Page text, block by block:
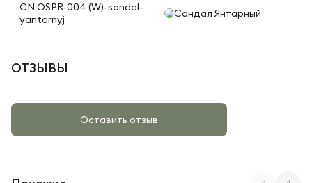
CN.OSPR-004 (W)-sandal-
yantarnyj
Сандал Янтарный
ОТЗЫВЫ
Оставить отзыв